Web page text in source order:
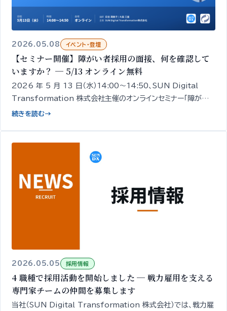
2026.05.08 イベント・登壇
【セミナー開催】障がい者採用の面接、何を確認して
いますか？ ─ 5/13 オンライン無料
2026 年 5 月 13 日（水）14:00〜14:50、SUN Digital
Transformation 株式会社主催のオンラインセミナー「障がい
者採用の面接、何を確認していますか？」を開催します。経営者・人
続きを読む→
2026.05.05 採用情報
4 職種で採用活動を開始しました ─ 戦力雇用を支える
専門家チームの仲間を募集します
当社（SUN Digital Transformation 株式会社）では、戦力雇